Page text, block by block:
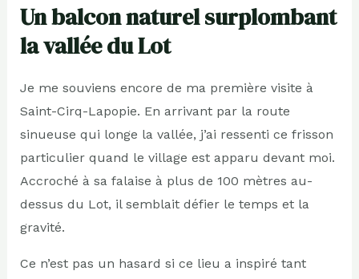
Un balcon naturel surplombant
la vallée du Lot
Je me souviens encore de ma première visite à
Saint-Cirq-Lapopie. En arrivant par la route
sinueuse qui longe la vallée, j’ai ressenti ce frisson
particulier quand le village est apparu devant moi.
Accroché à sa falaise à plus de 100 mètres au-
dessus du Lot, il semblait défier le temps et la
gravité.
Ce n’est pas un hasard si ce lieu a inspiré tant